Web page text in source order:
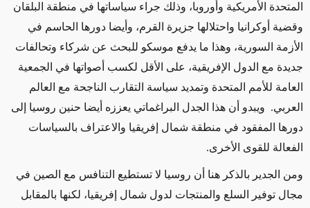
المتحدة الأمريكية وأوروبا، وذلك جراء سياساتها في منطقة البلقان
وقضية أوكرانيا واحتلالها جزيرة القرم، وأيضا دورها الحاسم في
الأزمة السورية، وهذا ما يدفع موسكو للبحث عن شركاء وتحالفات
جديدة مع الدول الإفريقية، على الأقل لكسب أصواتها في الجمعية
العامة للأمم المتحدة وتمديد سياسة التقارب الناجحة مع العالم
العربي. ويبدو أن هذا الجدل البراغماتي يعززه أيضا حنين روسيا إلى
دورها المفقود في منطقة شمال إفريقيا والاعتراف بالسياسات
الفعالة للقوى الأخرى.
ومن الجدير بالذكر هنا أن روسيا لا تستطيع التنافس مع الصين في
مجال توفير السلع والمنتجات لدول شمال إفريقيا، لكنها بالمقابل